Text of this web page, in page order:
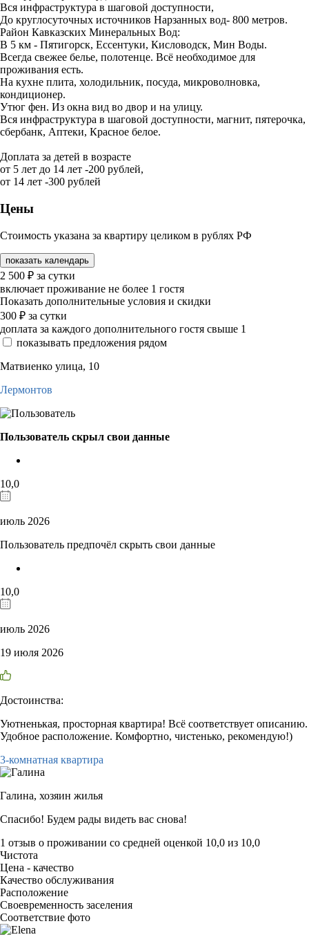
Вся инфраструктура в шаговой доступности,
До круглосуточных источников Нарзанных вод- 800 метров.
Район Кавказских Минеральных Вод:
В 5 км - Пятигорск, Ессентуки, Кисловодск, Мин Воды.
Всегда свежее белье, полотенце. Всё необходимое для
проживания есть.
На кухне плита, холодильник, посуда, микроволновка,
кондиционер.
Утюг фен. Из окна вид во двор и на улицу.
Вся инфраструктура в шаговой доступности, магнит, пятерочка,
сбербанк, Аптеки, Красное белое.
Доплата за детей в возрасте
от 5 лет до 14 лет -200 рублей,
от 14 лет -300 рублей
Цены
Стоимость указана за квартиру целиком в рублях РФ
показать календарь
2 500 ₽ за сутки
включает проживание не более 1 гостя
Показать дополнительные условия и скидки
300 ₽ за сутки
доплата за каждого дополнительного гостя свыше 1
показывать предложения рядом
Матвиенко улица, 10
Лермонтов
Пользователь скрыл свои данные
10,0
июль 2026
Пользователь предпочёл скрыть свои данные
10,0
июль 2026
19 июля 2026
Достоинства:
Уютненькая, просторная квартира! Всё соответствует описанию.
Удобное расположение. Комфортно, чистенько, рекомендую!)
3-комнатная квартира
Галина, хозяин жилья
Спасибо! Будем рады видеть вас снова!
1 отзыв о проживании со средней оценкой 10,0 из 10,0
Чистота
Цена - качество
Качество обслуживания
Расположение
Своевременность заселения
Соответствие фото